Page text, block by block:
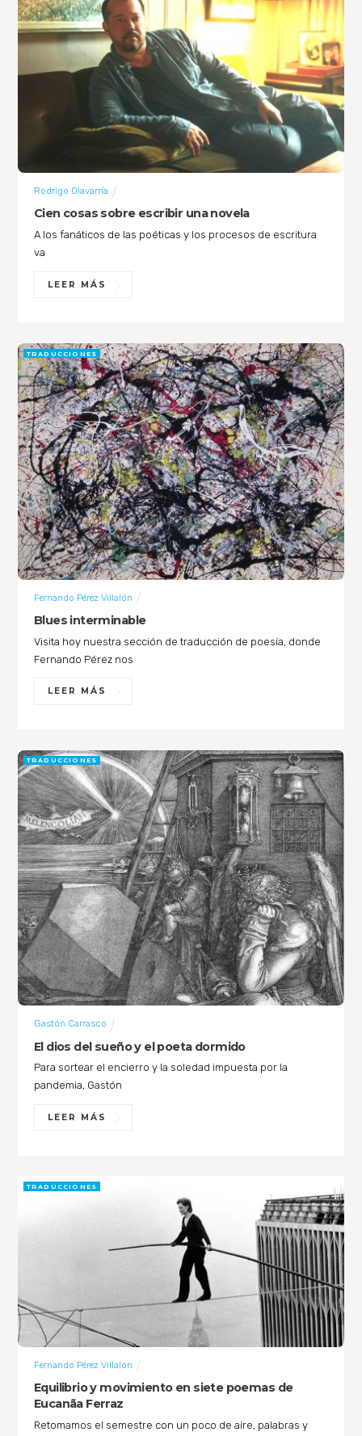
Cien cosas sobre escribir una novela
Rodrigo Olavarría
A los fanáticos de las poéticas y los procesos de escritura
va
LEER MÁS
Blues interminable
Fernando Pérez Villalón
TRADUCCIONES
Visita hoy nuestra sección de traducción de poesía, donde
Fernando Pérez nos
LEER MÁS
El dios del sueño y el poeta dormido
Gastón Carrasco
TRADUCCIONES
Para sortear el encierro y la soledad impuesta por la
pandemia, Gastón
LEER MÁS
Equilibrio y movimiento en siete poemas de
Eucanãa Ferraz
Fernando Pérez Villalón
TRADUCCIONES
Retomamos el semestre con un poco de aire, palabras y